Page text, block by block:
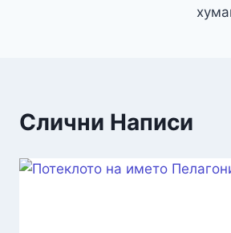
Слични Написи